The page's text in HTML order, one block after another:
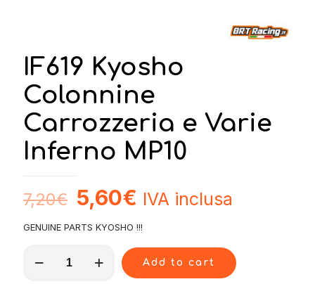
IF619 Kyosho
Colonnine
Carrozzeria e Varie
Inferno MP10
7,20€ 5,60€ IVA inclusa
GENUINE PARTS KYOSHO !!!
Kyosho
Add to cart